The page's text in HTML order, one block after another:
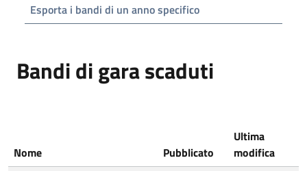
Esporta i bandi di un anno specifico
Bandi di gara scaduti
Nome Pubblicato
Ultima
modifica